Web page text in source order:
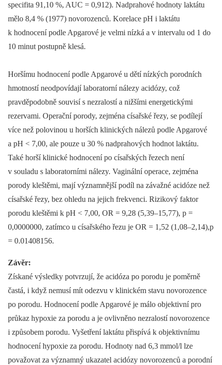
specifita 91,10 %, AUC = 0,912). Nadprahové hodnoty laktátu
mělo 8,4 % (1977) novorozenců. Korelace pH i laktátu
k hodnocení podle Apgarové je velmi nízká a v intervalu od 1 do
10 minut postupně klesá.
Horšímu hodnocení podle Apgarové u dětí nízkých porodních
hmotností neodpovídají laboratorní nálezy acidózy, což
pravděpodobně souvisí s nezralostí a nižšími energetickými
rezervami. Operační porody, zejména císařské řezy, se podílejí
více než polovinou u horších klinických nálezů podle Apgarové
a pH < 7,00, ale pouze u 30 % nadprahových hodnot laktátu.
Také horší klinické hodnocení po císařských řezech není
v souladu s laboratorními nálezy. Vaginální operace, zejména
porody kleštěmi, mají významnější podíl na závažné acidóze než
císařské řezy, bez ohledu na jejich frekvenci. Rizikový faktor
porodu kleštěmi k pH < 7,00, OR = 9,28 (5,39–15,77), p =
0,0000000, zatímco u císařského řezu je OR = 1,52 (1,08–2,14),p
= 0.01408156.
Závěr:
Získané výsledky potvrzují, že acidóza po porodu je poměrně
častá, i když nemusí mít odezvu v klinickém stavu novorozence
po porodu. Hodnocení podle Apgarové je málo objektivní pro
průkaz hypoxie za porodu a je ovlivněno nezralostí novorozence
i způsobem porodu. Vyšetření laktátu přispívá k objektivnímu
hodnocení hypoxie za porodu. Hodnoty nad 6,3 mmol/l lze
považovat za významný ukazatel acidózy novorozenců a porodní